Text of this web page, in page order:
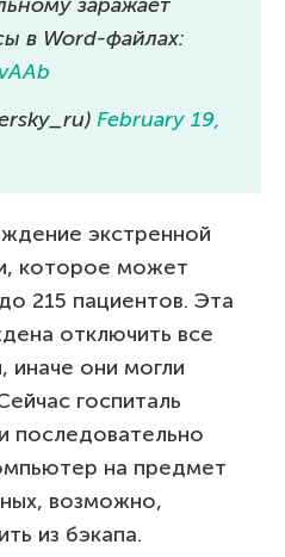
в Word-файлах:
February 19,
экстренной
которое может
215 пациентов. Эта
отключить все
иначе они могли
госпиталь
последовательно
на предмет
возможно,
из бэкапа.